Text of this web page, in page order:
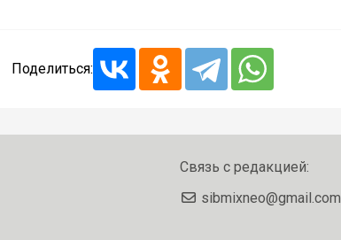
Поделиться:
Связь с редакцией:
sibmixneo@gmail.com